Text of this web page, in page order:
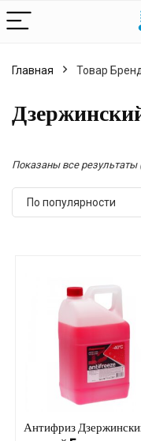
Главная Товар
Показаны все результаты
По популярности
Антифриз Дзержинский